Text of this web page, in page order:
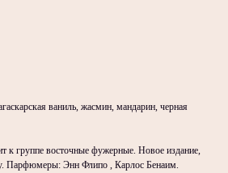
ваниль, жасмин, мандарин, черная
к группе восточные фужерные. Новое издание,
Парфюмеры: Энн Флипо , Карлос Бенаим.